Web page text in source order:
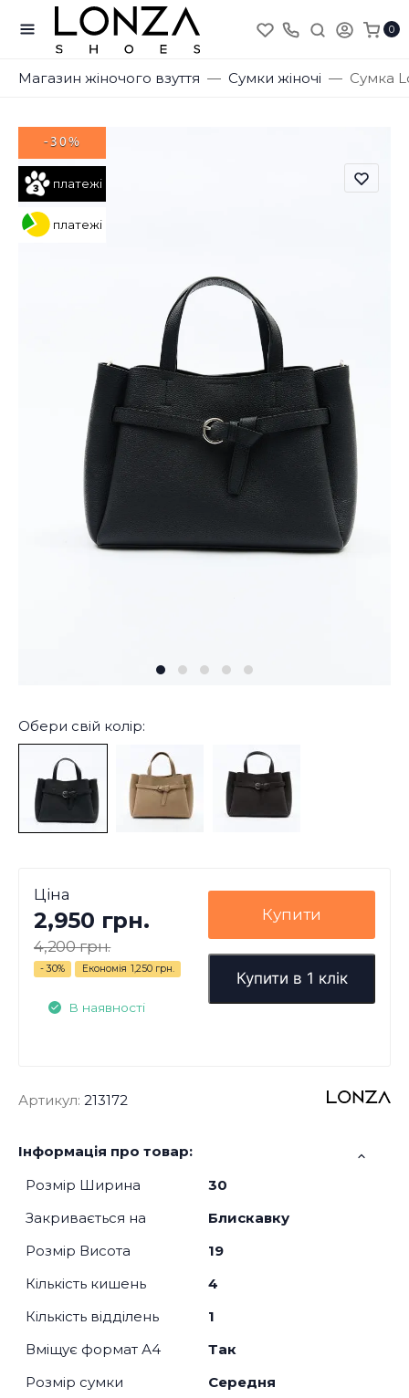
0
Магазин жіночого взуття Сумки жіночі Сумка
платежі
платежі
-30%
Обери свій колір:
Ціна
2,950 грн.
4,200 грн.
- 30% Економія 1,250 грн.
В наявності
Купити
Купити в 1 клік
Артикул: 213172
Інформація про товар:
Розмір Ширина
30
Закривається на
Блискавку
Розмір Висота
19
Кількість кишень
4
Кількість відділень
1
Вміщує формат А4
Так
Розмір сумки
Середня